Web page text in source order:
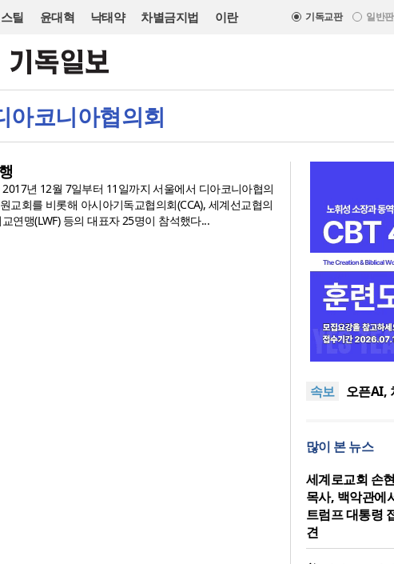
틸 윤대혁 낙태약 차별금지법 이란 기독교판 일반판
아코니아협의회
년 12월 7일부터 11일까지 서울에서 디아코니아협의
교회를 비롯해 아시아기독교협의회(CCA), 세계선교협의
연맹(LWF) 등의 대표자 25명이 참석했다...
속보
세계로
명… 전
오픈AI,
찰 수사
관측에
위한
세계로
관에서
2026
명… 전
소
많이 본 뉴스
세계로교회 손
목사, 백악관에
트럼프 대통령
견